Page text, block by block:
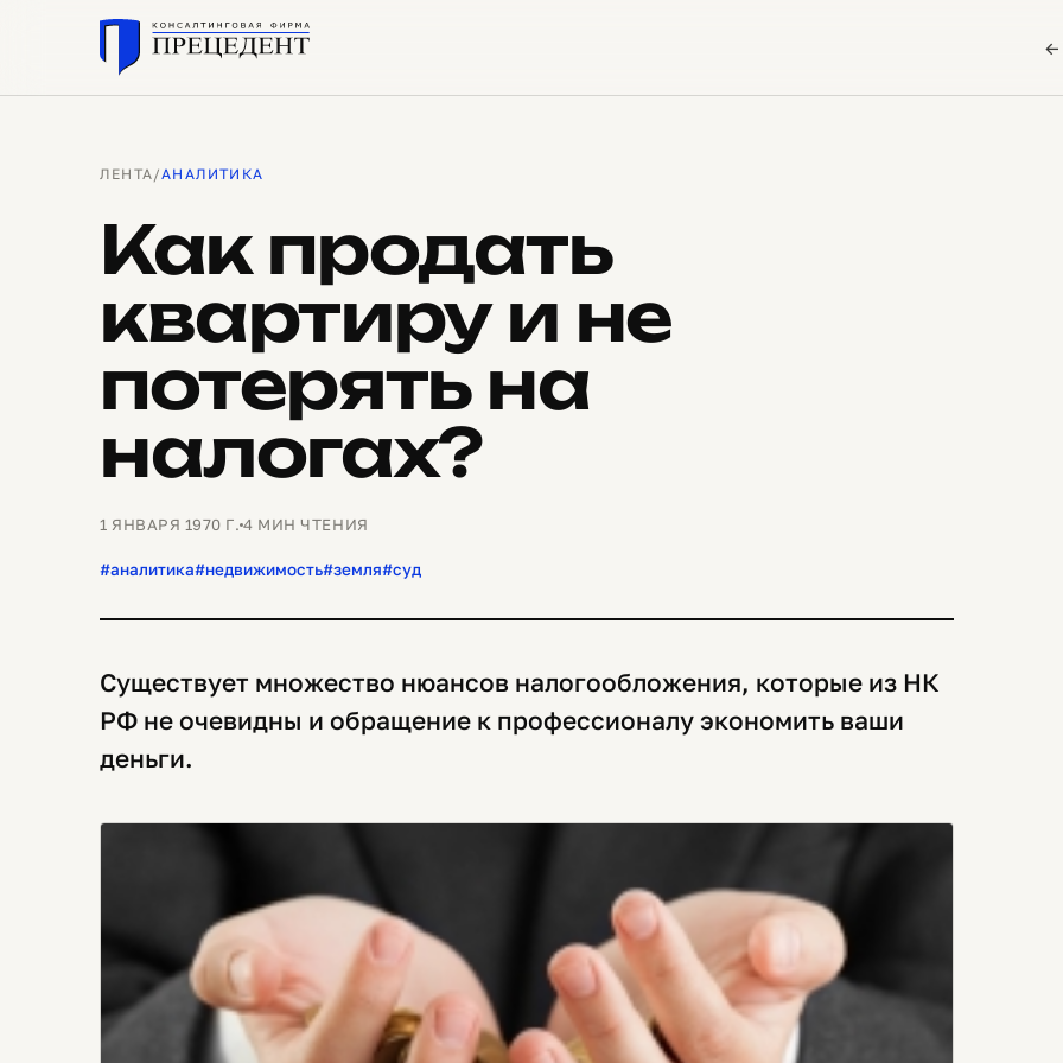
←
ЛЕНТА/АНАЛИТИКА
Как продать
квартиру и не
потерять на
налогах?
1 ЯНВАРЯ 1970 Г.4 МИН ЧТЕНИЯ
#аналитика#недвижимость#земля#суд
Существует множество нюансов налогообложения, которые из НК
РФ не очевидны и обращение к профессионалу экономить ваши
деньги.